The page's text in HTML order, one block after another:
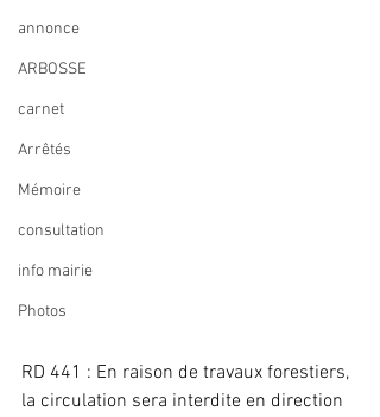
annonce
ARBOSSE
carnet
Arrêtés
Mémoire
consultation
info mairie
Photos
RD 441 : En raison de travaux forestiers,
la circulation sera interdite en direction